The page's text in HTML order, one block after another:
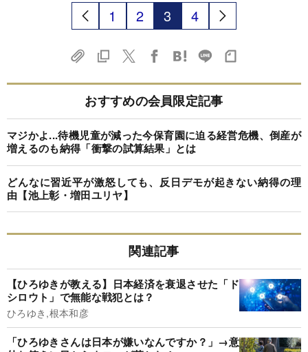
1 2 3 4
おすすめの会員限定記事
マジかよ...待機児童が減った今保育園に迫る経営危機、倒産が
増えるのも納得「衝撃の試算結果」とは
どんなに習近平が激怒しても、反日デモが起きない納得の理
由【池上彰・増田ユリヤ】
関連記事
【ひろゆきが教える】日本経済を衰退させた「ド
シロウト」で無能な戦犯とは？
ひろゆき,根本和彦
「ひろゆきさんは日本が嫌いなんですか？」→意